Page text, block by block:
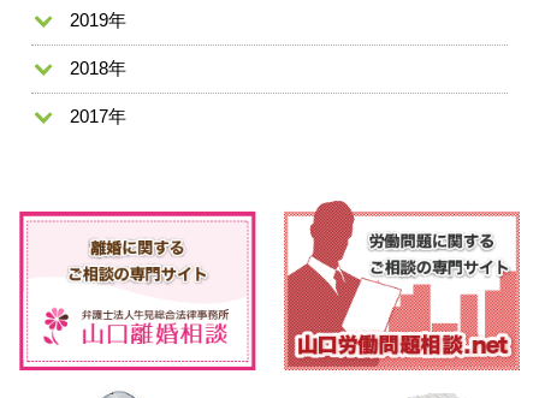
2019年
2018年
2017年